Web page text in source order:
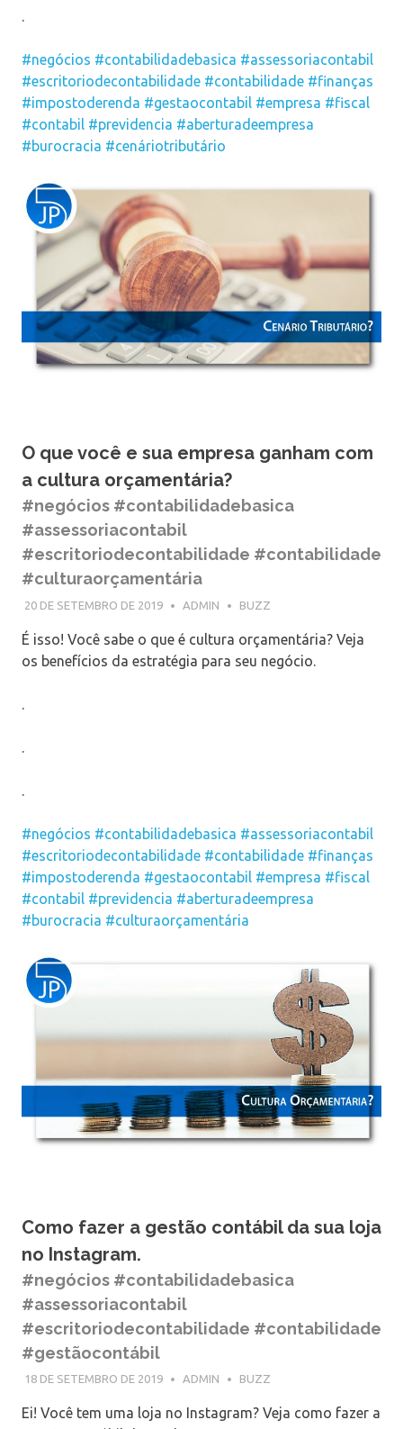
.
#negócios #contabilidadebasica #assessoriacontabil
#escritoriodecontabilidade #contabilidade #finanças
#impostoderenda #gestaocontabil #empresa #fiscal
#contabil #previdencia #aberturadeempresa
#burocracia #cenáriotributário
O que você e sua empresa ganham com
a cultura orçamentária?
#negócios #contabilidadebasica
#assessoriacontabil
#escritoriodecontabilidade #contabilidade
#culturaorçamentária
20 DE SETEMBRO DE 2019 ADMIN BUZZ
É isso! Você sabe o que é cultura orçamentária? Veja
os benefícios da estratégia para seu negócio.
.
.
.
#negócios #contabilidadebasica #assessoriacontabil
#escritoriodecontabilidade #contabilidade #finanças
#impostoderenda #gestaocontabil #empresa #fiscal
#contabil #previdencia #aberturadeempresa
#burocracia #culturaorçamentária
Como fazer a gestão contábil da sua loja
no Instagram.
#negócios #contabilidadebasica
#assessoriacontabil
#escritoriodecontabilidade #contabilidade
#gestãocontábil
18 DE SETEMBRO DE 2019 ADMIN BUZZ
Ei! Você tem uma loja no Instagram? Veja como fazer a